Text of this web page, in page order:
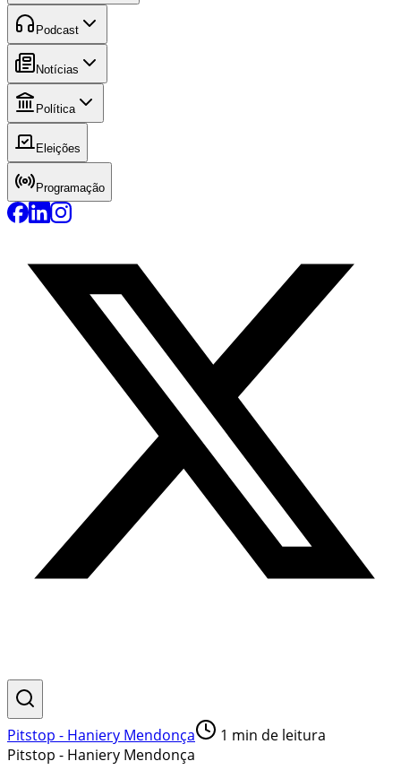
Podcast
Notícias
Política
Eleições
Programação
Pitstop - Haniery Mendonça 1 min de leitura
Pitstop - Haniery Mendonça